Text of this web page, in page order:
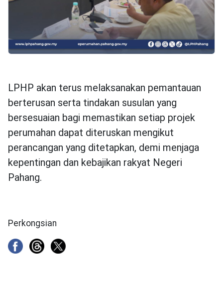
LPHP akan terus melaksanakan pemantauan
berterusan serta tindakan susulan yang
bersesuaian bagi memastikan setiap projek
perumahan dapat diteruskan mengikut
perancangan yang ditetapkan, demi menjaga
kepentingan dan kebajikan rakyat Negeri
Pahang.
Perkongsian